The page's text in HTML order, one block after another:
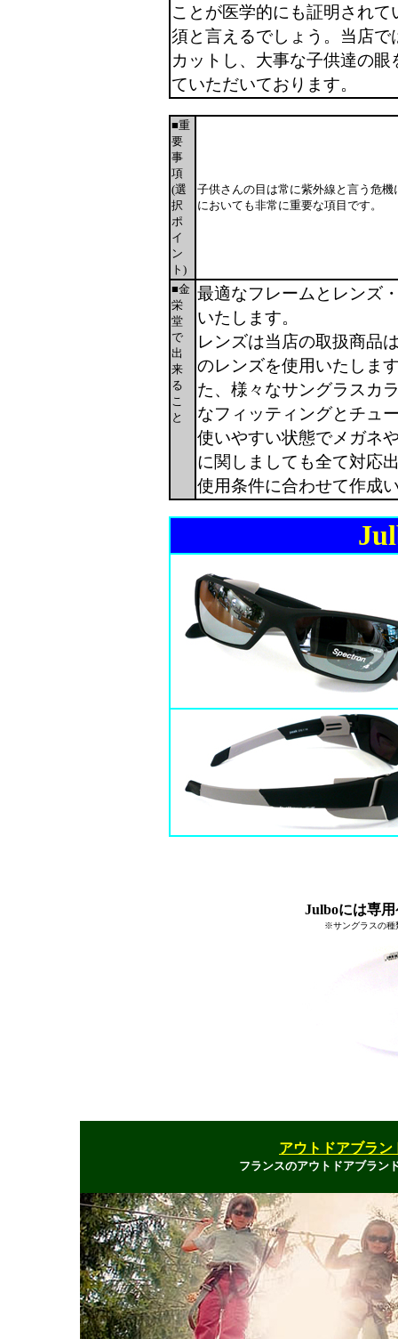
ことが医学的にも証明され
須と言えるでしょう。当店
カットし、大事な子供達の
ていただいております。
■重
要
事
項
(選
択
ポ
イ
ン
ト)
子供さんの目は常に紫外線と言う危
においても非常に重要な項目です。
■金
栄
堂
で
出
来
る
こ
と
最適なフレームとレンズ
いたします。
レンズは当店の取扱商品
のレンズを使用いたしま
た、様々なサングラスカ
なフィッティングとチュ
使いやすい状態でメガネ
に関しましても全て対応
使用条件に合わせて作成
Julboには専
※サングラスの種
アウトドアブラン
フランスのアウトドアブラン